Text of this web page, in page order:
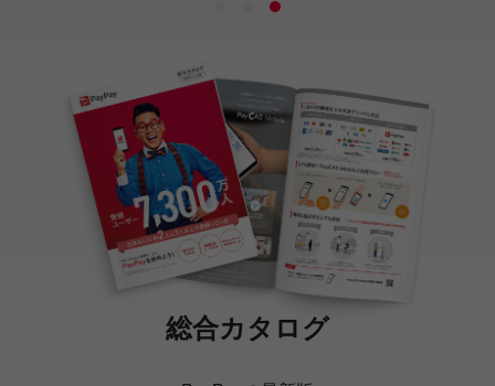
3
総合カタログ